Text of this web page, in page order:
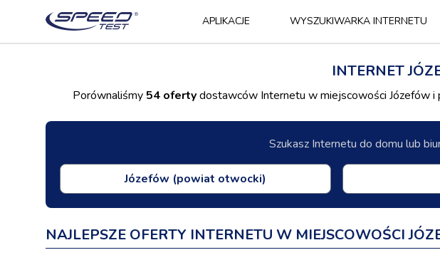
APLIKACJE WYSZUKIWARKA INTERNETU
INTERNET
Porównaliśmy 54 ofertydostawców Internetu w miejscowości Józefów
Szukasz Internetu do domu lub
NAJLEPSZE OFERTY INTERNETU W MIEJSCOWOŚCI